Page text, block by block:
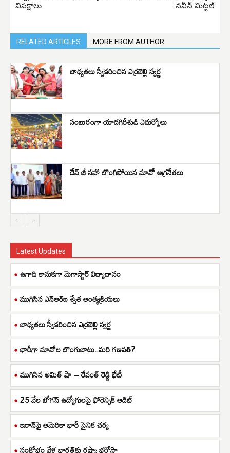
విపక్షాలు
నవీన్ మిట్టల్
RELATED ARTICLES MORE FROM AUTHOR
బాధ్యతలు స్వీకరించిన ఎర్రబెల్లి స్వర్ణ
సంబురంగా యాదగిరీశుడి ఎదుర్కోలు
దేవ్ జీ సహా లొంగిపోయిన మావో అగ్రనేతలు
Latest Updates
ఉగాది కానుకగా మెగాస్టార్ విద్యాదానం
ముగిసిన ఎన్ఆర్ఐ శ్వేత అంత్యక్రియలు
బాధ్యతలు స్వీకరించిన ఎర్రబెల్లి స్వర్ణ
భారీగా మావోల లొంగుబాటు..మరి గణపతి?
ముగిసిన అమిత్ షా – రేవంత్ రెడ్డి భేటీ
25 వేల బోగస్ ఉద్యోగులపై ఫోరెన్సిక్ ఆడిట్
ఇరాన్‌పై అమెరికా భారీ సైనిక చర్య
సంక్షోభం వేళ భారత్‌కు రష్యా భరోసా